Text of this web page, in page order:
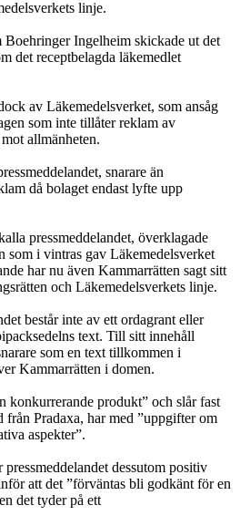
linje.
Boehringer Ingelheim skickade ut det
det receptbelagda läkemedlet
av Läkemedelsverket, som ansåg
som inte tillåter reklam av
allmänheten.
snarare än
då bolaget endast lyfte upp
pressmeddelandet, överklagade
som i vintras gav Läkemedelsverket
har nu även Kammarrätten sagt sitt
och Läkemedelsverkets linje.
består inte av ett ordagrant eller
text. Till sitt innehåll
som en text tillkommen i
Kammarrätten i domen.
konkurrerande produkt” och slår fast
Pradaxa, har med ”uppgifter om
aspekter”.
dessutom positiv
att det ”förväntas bli godkänt för en
det tyder på ett